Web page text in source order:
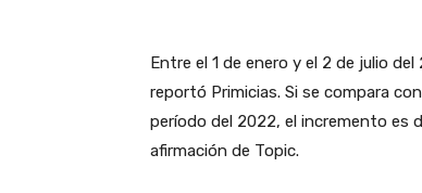
Entre el 1 de enero y el 2 de julio del
reportó Primicias. Si se compara
período del 2022, el incremento es
afirmación de Topic.